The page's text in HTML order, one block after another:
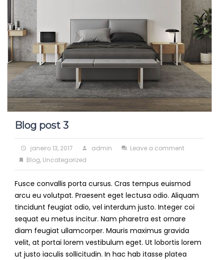
Blog post 3
Posted
on
janeiro 13, 2017 Author
admin Leave a commenton
post
3
Categories
Blog, Uncategorized
Fusce convallis porta cursus. Cras tempus euismod
arcu eu volutpat. Praesent eget lectusa odio. Aliquam
tincidunt feugiat odio, vel interdum justo. Integer coi
sequat eu metus incitur. Nam pharetra est ornare
diam feugiat ullamcorper. Mauris maximus gravida
velit, at portai lorem vestibulum eget. Ut lobortis lorem
ut justo iaculis sollicitudin. In hac hab itasse platea